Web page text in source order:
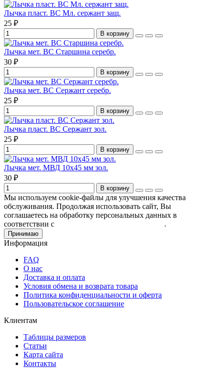
Лычка пласт. ВС Мл. сержант защ.
25 ₽
В корзину
Лычка мет. ВС Старшина серебр.
30 ₽
В корзину
Лычка мет. ВС Сержант серебр.
25 ₽
В корзину
Лычка пласт. ВС Сержант зол.
25 ₽
В корзину
Лычка мет. МВД 10x45 мм зол.
30 ₽
В корзину
Мы используем cookie-файлы для улучшения качества
обслуживания. Продолжая использовать сайт, Вы
соглашаетесь на обработку персональных данных в
соответствии с
.
Принимаю
Информация
FAQ
О нас
Доставка и оплата
Условия обмена и возврата товара
Политика конфиденциальности и оферта
Пользовательское соглашение
Клиентам
Таблицы размеров
Статьи
Карта сайта
Контакты